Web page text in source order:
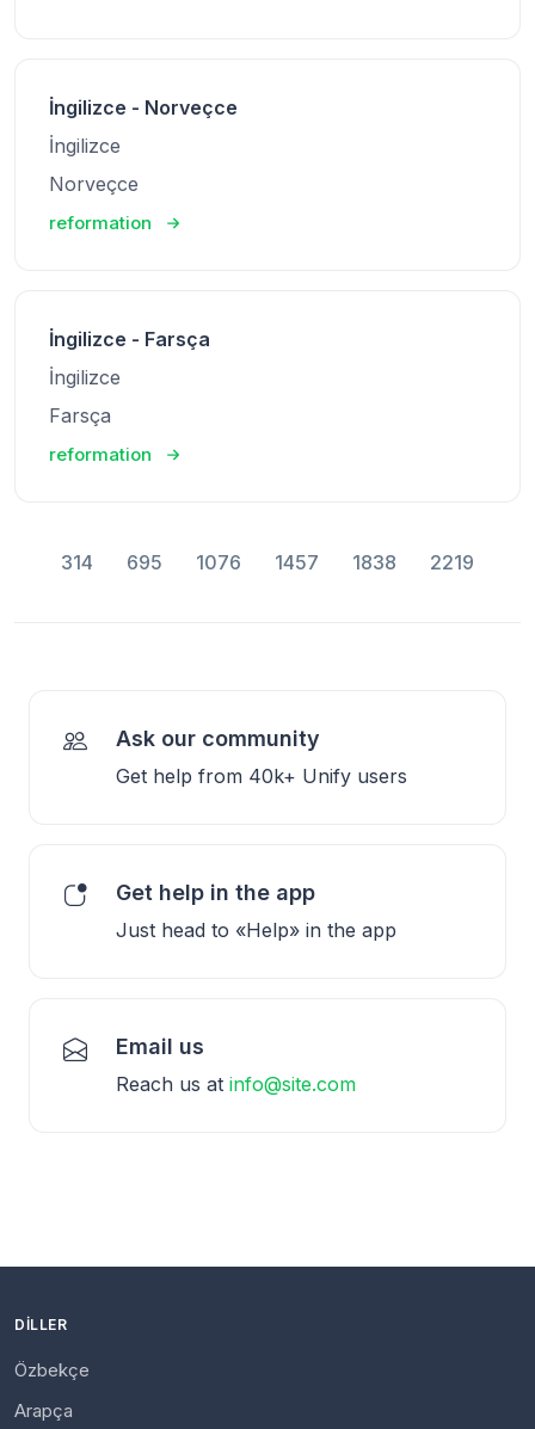
İngilizce - Norveçce
İngilizce
Norveçce
reformation
İngilizce - Farsça
İngilizce
Farsça
reformation
314 695 1076 1457 1838 2219
Ask our community
Get help from 40k+ Unify users
Get help in the app
Just head to «Help» in the app
Email us
Reach us at info@site.com
DILLER
Özbekçe
Arapça